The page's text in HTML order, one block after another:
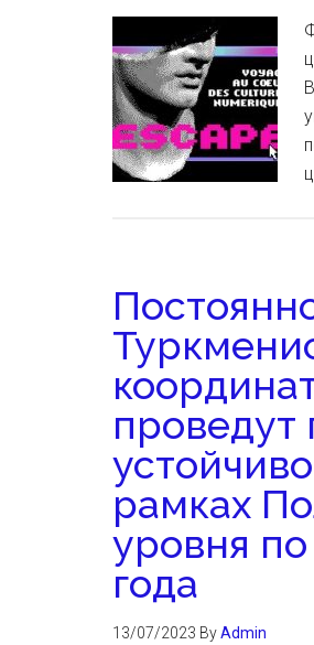
проведут
рамках
уровня
года
13/07/2023 ByAdmin